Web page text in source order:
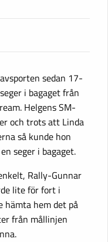
sedan 17-
i bagaget från
Helgens SM-
och trots att Linda
så kunde hon
seger i bagaget.
Rally-Gunnar
lite för fort i
hämta hem det på
från mållinjen